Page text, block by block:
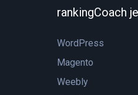
rankingCoach
WordPress
Magento
Weebly